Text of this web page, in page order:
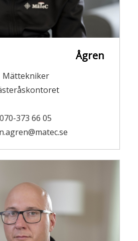
Ågren
Mättekniker
070-373 66 05